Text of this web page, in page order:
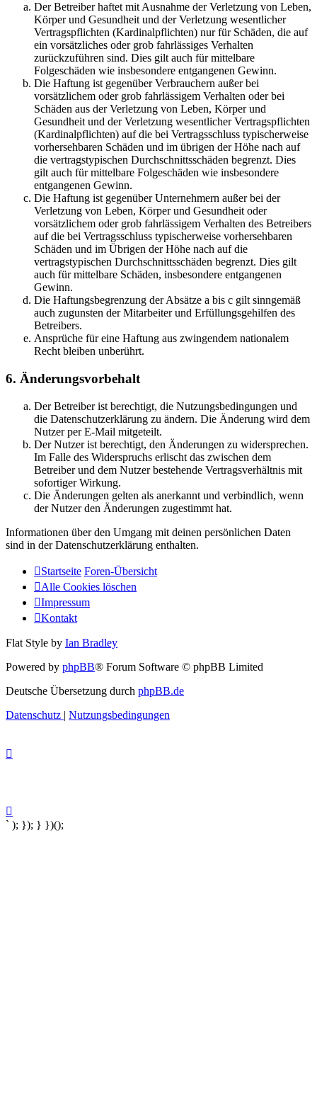
Der Betreiber haftet mit Ausnahme der Verletzung von Leben,
Körper und Gesundheit und der Verletzung wesentlicher
Vertragspflichten (Kardinalpflichten) nur für Schäden, die auf
ein vorsätzliches oder grob fahrlässiges Verhalten
zurückzuführen sind. Dies gilt auch für mittelbare
Folgeschäden wie insbesondere entgangenen Gewinn.
Die Haftung ist gegenüber Verbrauchern außer bei
vorsätzlichem oder grob fahrlässigem Verhalten oder bei
Schäden aus der Verletzung von Leben, Körper und
Gesundheit und der Verletzung wesentlicher Vertragspflichten
(Kardinalpflichten) auf die bei Vertragsschluss typischerweise
vorhersehbaren Schäden und im übrigen der Höhe nach auf
die vertragstypischen Durchschnittsschäden begrenzt. Dies
gilt auch für mittelbare Folgeschäden wie insbesondere
entgangenen Gewinn.
Die Haftung ist gegenüber Unternehmern außer bei der
Verletzung von Leben, Körper und Gesundheit oder
vorsätzlichem oder grob fahrlässigem Verhalten des Betreibers
auf die bei Vertragsschluss typischerweise vorhersehbaren
Schäden und im Übrigen der Höhe nach auf die
vertragstypischen Durchschnittsschäden begrenzt. Dies gilt
auch für mittelbare Schäden, insbesondere entgangenen
Gewinn.
Die Haftungsbegrenzung der Absätze a bis c gilt sinngemäß
auch zugunsten der Mitarbeiter und Erfüllungsgehilfen des
Betreibers.
Ansprüche für eine Haftung aus zwingendem nationalem
Recht bleiben unberührt.
6. Änderungsvorbehalt
Der Betreiber ist berechtigt, die Nutzungsbedingungen und
die Datenschutzerklärung zu ändern. Die Änderung wird dem
Nutzer per E-Mail mitgeteilt.
Der Nutzer ist berechtigt, den Änderungen zu widersprechen.
Im Falle des Widerspruchs erlischt das zwischen dem
Betreiber und dem Nutzer bestehende Vertragsverhältnis mit
sofortiger Wirkung.
Die Änderungen gelten als anerkannt und verbindlich, wenn
der Nutzer den Änderungen zugestimmt hat.
Informationen über den Umgang mit deinen persönlichen Daten
sind in der Datenschutzerklärung enthalten.
Startseite Foren-Übersicht
Alle Cookies löschen
Impressum
Kontakt
Flat Style by Ian Bradley
Powered by phpBB® Forum Software © phpBB Limited
Deutsche Übersetzung durch phpBB.de
Datenschutz | Nutzungsbedingungen
` ); }); } })();